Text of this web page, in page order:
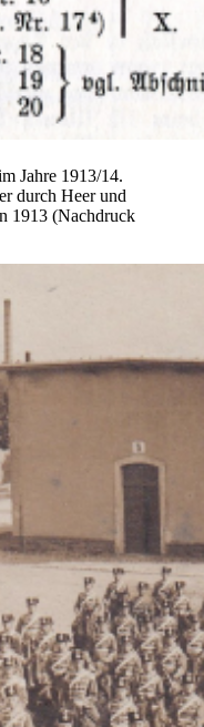
Jahre 1913/14.
durch Heer und
1913 (Nachdruck